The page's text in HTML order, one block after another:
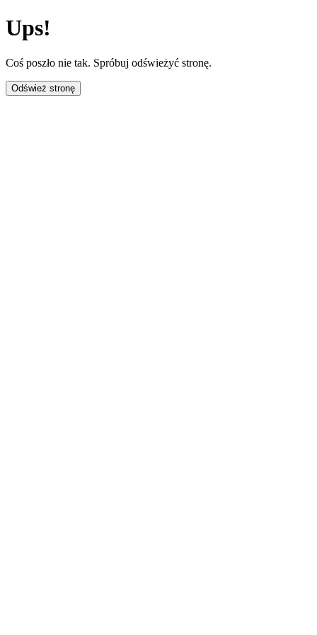
Ups!
Coś poszło nie tak. Spróbuj odświeżyć stronę.
Odśwież stronę